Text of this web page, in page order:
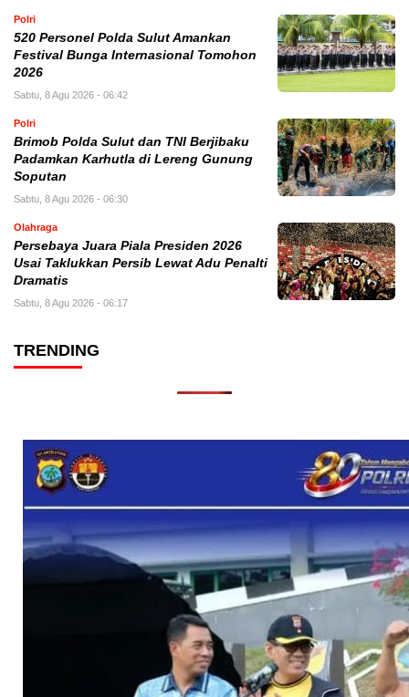
Polri
520 Personel Polda Sulut Amankan
Festival Bunga Internasional Tomohon
2026
Sabtu, 8 Agu 2026 - 06:42
Polri
Brimob Polda Sulut dan TNI Berjibaku
Padamkan Karhutla di Lereng Gunung
Soputan
Sabtu, 8 Agu 2026 - 06:30
Olahraga
Persebaya Juara Piala Presiden 2026
Usai Taklukkan Persib Lewat Adu Penalti
Dramatis
Sabtu, 8 Agu 2026 - 06:17
TRENDING